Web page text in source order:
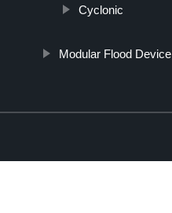
Cyclonic
Modular Flood Device